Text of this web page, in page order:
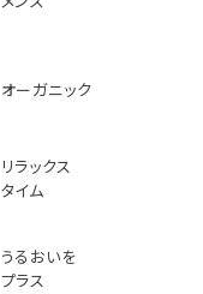
オーガニック
リラックス
タイム
うるおいを
プラス